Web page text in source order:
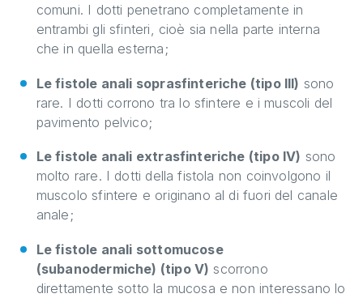
comuni. I dotti penetrano completamente in
entrambi gli sfinteri, cioè sia nella parte interna
che in quella esterna;
Le fistole anali soprasfinteriche (tipo III) sono
rare. I dotti corrono tra lo sfintere e i muscoli del
pavimento pelvico;
Le fistole anali extrasfinteriche (tipo IV) sono
molto rare. I dotti della fistola non coinvolgono il
muscolo sfintere e originano al di fuori del canale
anale;
Le fistole anali sottomucose
(subanodermiche) (tipo V) scorrono
direttamente sotto la mucosa e non interessano lo